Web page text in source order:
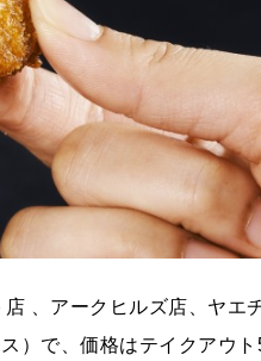
、アークヒルズ店、ヤエ
）で、価格はテイクアウ